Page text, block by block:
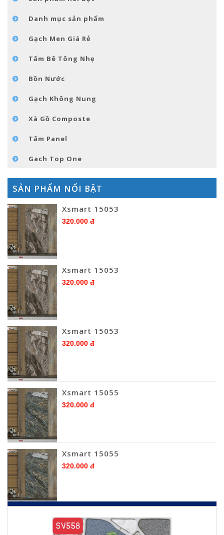
LIÊN HỆDanh mục sản phẩm
Gạch Men Giá Rẻ
Tấm Bê Tông Nhẹ
Bồn Nước
Gạch Không Nung
Xà Gồ Composte
Tấm Panel
Gach Top One
SẢN PHẨM NỔI BẬT
Xsmart 15053
320.000 đ
Xsmart 15053
320.000 đ
Xsmart 15053
320.000 đ
Xsmart 15055
320.000 đ
Xsmart 15055
320.000 đ